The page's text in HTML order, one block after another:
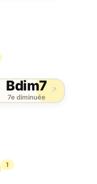
Bdim7
7e diminuée
↗
1